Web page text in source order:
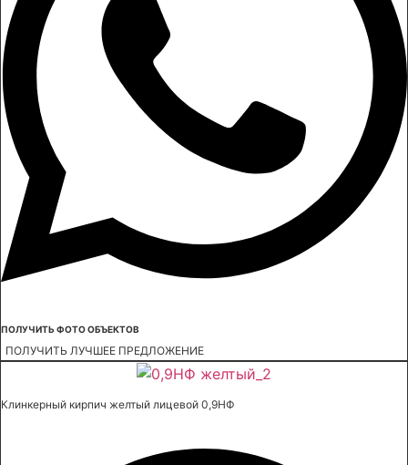
ПОЛУЧИТЬ ФОТО ОБЪЕКТОВ
ПОЛУЧИТЬ ЛУЧШЕЕ ПРЕДЛОЖЕНИЕ
Клинкерный кирпич желтый лицевой 0,9НФ